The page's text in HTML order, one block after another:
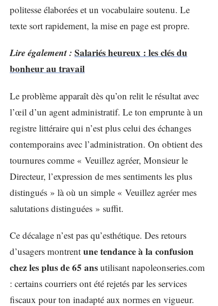
politesse élaborées et un vocabulaire soutenu. Le
texte sort rapidement, la mise en page est propre.
Lire également : Salariés heureux : les clés du
bonheur au travail
Le problème apparaît dès qu’on relit le résultat avec
l’œil d’un agent administratif. Le ton emprunte à un
registre littéraire qui n’est plus celui des échanges
contemporains avec l’administration. On obtient des
tournures comme « Veuillez agréer, Monsieur le
Directeur, l’expression de mes sentiments les plus
distingués » là où un simple « Veuillez agréer mes
salutations distinguées » suffit.
Ce décalage n’est pas qu’esthétique. Des retours
d’usagers montrent une tendance à la confusion
chez les plus de 65 ans utilisant napoleonseries.com
: certains courriers ont été rejetés par les services
fiscaux pour ton inadapté aux normes en vigueur.